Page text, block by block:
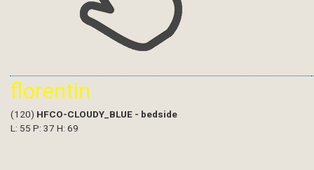
florentin
(120) HFCO-CLOUDY_BLUE - bedside
L: 55 P: 37 H: 69